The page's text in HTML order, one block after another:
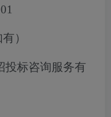
）
投标咨询服务有